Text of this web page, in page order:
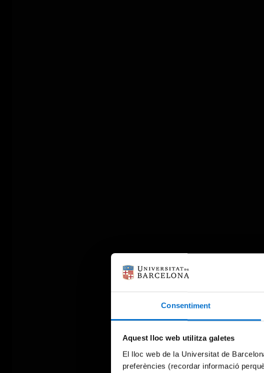
Consentiment
Aquest lloc web utilitza galetes
El lloc web de la Universitat de
preferències (recordar informació